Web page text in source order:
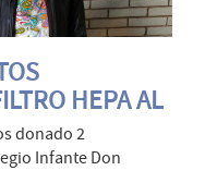
HEPA AL
FELIPE
donado 2
Infante Don